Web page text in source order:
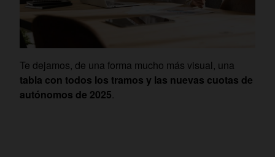
Te dejamos, de una forma mucho más visual, una
tabla con todos los tramos y las nuevas cuotas de
autónomos de 2025.